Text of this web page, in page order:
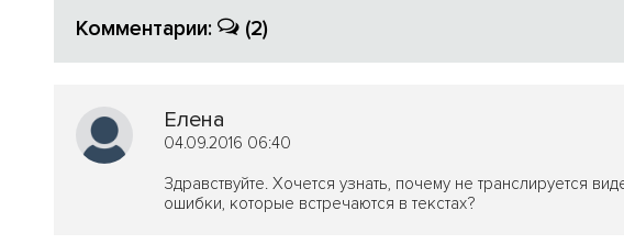
Комментарии: (2)
Елена
04.09.2016 06:40
Здравствуйте. Хочется узнать, почему не транслируется
ошибки, которые встречаются в текстах?